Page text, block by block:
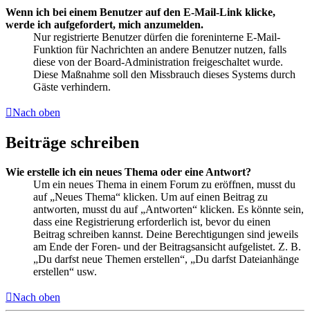
Wenn ich bei einem Benutzer auf den E-Mail-Link klicke,
werde ich aufgefordert, mich anzumelden.
Nur registrierte Benutzer dürfen die foreninterne E-Mail-
Funktion für Nachrichten an andere Benutzer nutzen, falls
diese von der Board-Administration freigeschaltet wurde.
Diese Maßnahme soll den Missbrauch dieses Systems durch
Gäste verhindern.
Nach oben
Beiträge schreiben
Wie erstelle ich ein neues Thema oder eine Antwort?
Um ein neues Thema in einem Forum zu eröffnen, musst du
auf „Neues Thema“ klicken. Um auf einen Beitrag zu
antworten, musst du auf „Antworten“ klicken. Es könnte sein,
dass eine Registrierung erforderlich ist, bevor du einen
Beitrag schreiben kannst. Deine Berechtigungen sind jeweils
am Ende der Foren- und der Beitragsansicht aufgelistet. Z. B.
„Du darfst neue Themen erstellen“, „Du darfst Dateianhänge
erstellen“ usw.
Nach oben